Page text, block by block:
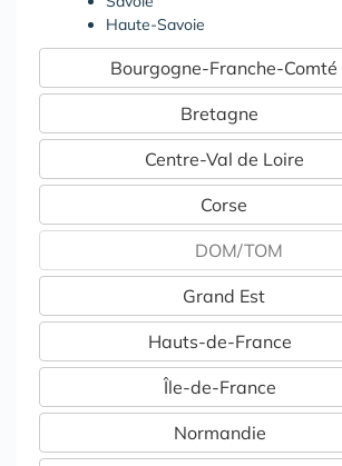
Haute-Savoie
Bourgogne-Franche-Comté
Bretagne
Centre-Val de Loire
Corse
DOM/TOM
Grand Est
Hauts-de-France
Île-de-France
Normandie